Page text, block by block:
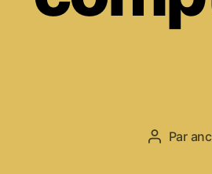
Auteur
Par